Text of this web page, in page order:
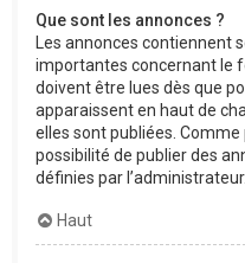
Que sont les annonces ?
Les annonces contiennent
importantes concernant le
doivent être lues dès que
apparaissent en haut de
elles sont publiées.
possibilité de publier des
définies par l’administrateur.
Haut